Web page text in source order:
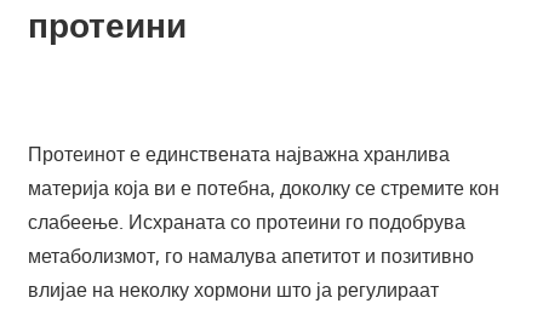
протеини
Протеинот е единствената најважна хранлива
материја која ви е потебна, доколку се стремите кон
слабеење. Исхраната со протеини го подобрува
метаболизмот, го намалува апетитот и позитивно
влијае на неколку хормони што ја регулираат